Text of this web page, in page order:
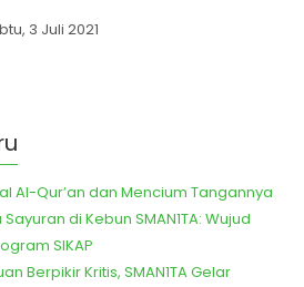
3 Juli 2021
Al-Qur’an dan Mencium Tangannya
di Kebun SMAN1TA: Wujud
SIKAP
Berpikir Kritis, SMAN1TA Gelar